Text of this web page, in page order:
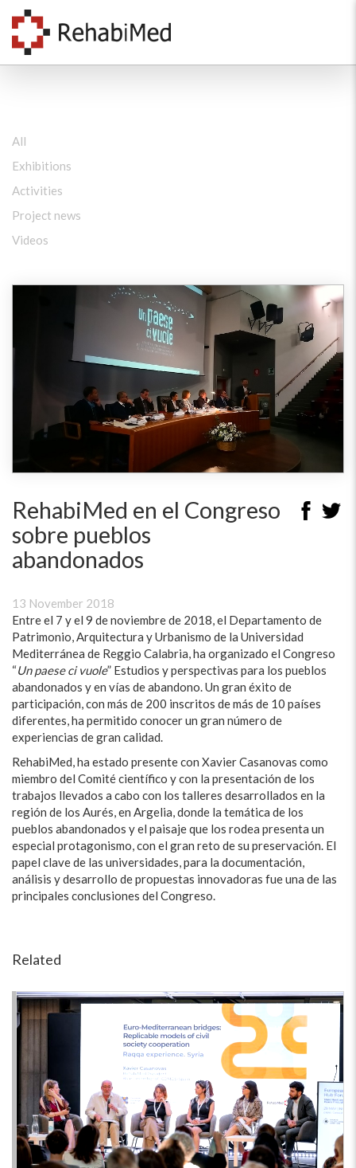
All
Exhibitions
Activities
Project news
Videos
RehabiMed en el Congreso
sobre pueblos
abandonados
13 November 2018
Entre el 7 y el 9 de noviembre de 2018, el Departamento de
Patrimonio, Arquitectura y Urbanismo de la Universidad
Mediterránea de Reggio Calabria, ha organizado el Congreso
“Un paese ci vuole” Estudios y perspectivas para los pueblos
abandonados y en vías de abandono. Un gran éxito de
participación, con más de 200 inscritos de más de 10 países
diferentes, ha permitido conocer un gran número de
experiencias de gran calidad.
RehabiMed, ha estado presente con Xavier Casanovas como
miembro del Comité científico y con la presentación de los
trabajos llevados a cabo con los talleres desarrollados en la
región de los Aurés, en Argelia, donde la temática de los
pueblos abandonados y el paisaje que los rodea presenta un
especial protagonismo, con el gran reto de su preservación. El
papel clave de las universidades, para la documentación,
análisis y desarrollo de propuestas innovadoras fue una de las
principales conclusiones del Congreso.
Related